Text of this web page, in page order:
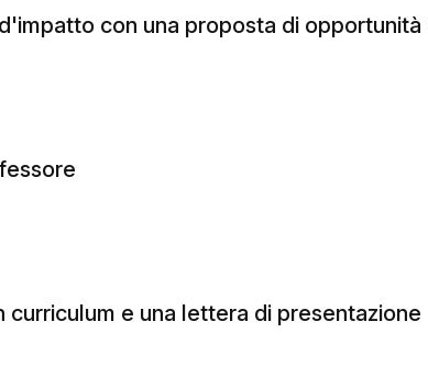
con una proposta di
e una lettera di presentazione